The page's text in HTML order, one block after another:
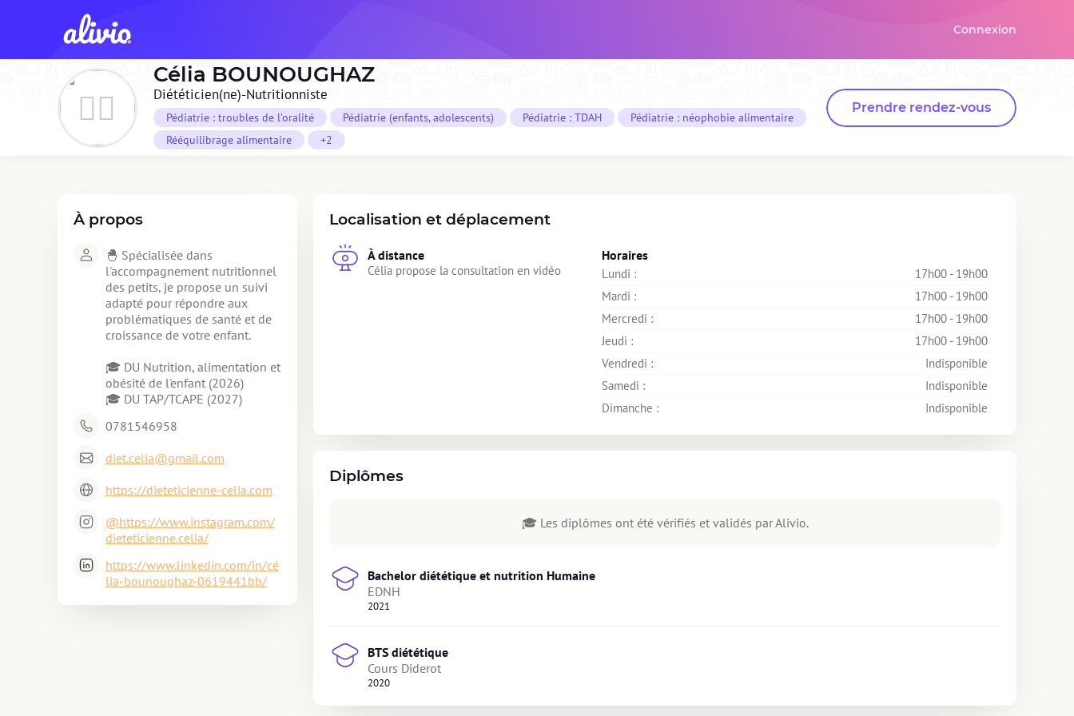
Connexion
Célia BOUNOUGHAZ
Diététicien(ne)-Nutritionniste
Pédiatrie : troubles de l’oralité Pédiatrie (enfants, adolescents) Pédiatrie : TDAH
Pédiatrie : néophobie alimentaire
Rééquilibrage alimentaire
+2
Prendre rendez-vous
À propos
🐣 Spécialisée dans
l'accompagnement nutritionnel
des petits, je propose un suivi
adapté pour répondre aux
problématiques de santé et de
croissance de votre enfant.
🎓 DU Nutrition, alimentation et
obésité de l'enfant (2026)
0781546958
diet.celia@gmail.com
https://dieteticienne-celia.com
@https://www.instagram.com/
dieteticienne.celia/
https://www.linkedin.com/in/cé
lia-bounoughaz-0619441bb/
Localisation et déplacement
À distance
Célia propose la consultation en vidéo
Horaires
Lundi :
17h00 - 19h00
Mardi :
17h00 - 19h00
Mercredi :
17h00 - 19h00
Jeudi :
17h00 - 19h00
Vendredi :
Indisponible
Samedi :
Indisponible
Dimanche :
Indisponible
Diplômes
🎓 Les diplômes ont été vérifiés et validés par Alivio.
Bachelor diététique et nutrition Humaine
EDNH
2021
BTS diététique
Cours Diderot
2020